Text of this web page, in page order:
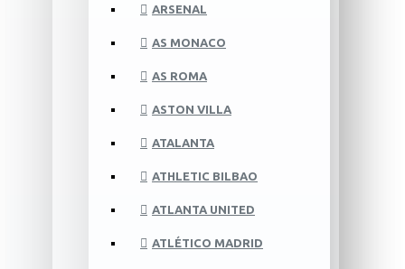
ARSENAL
AS MONACO
AS ROMA
ASTON VILLA
ATALANTA
ATHLETIC BILBAO
ATLANTA UNITED
ATLÉTICO MADRID